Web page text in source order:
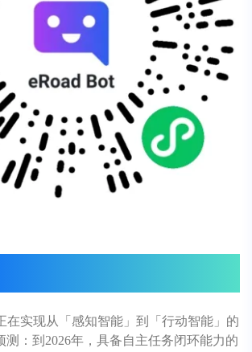
在实现从「感知智能」到「行动智能」的
测：到2026年，具备自主任务闭环能力的